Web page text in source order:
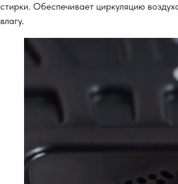
стирки. Обеспечивает циркуляцию
влагу.